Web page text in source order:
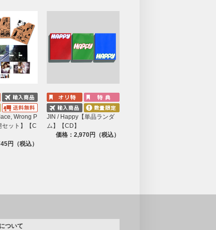
Wrong P
ット】【C
円（税込）
JIN / Happy【単品ランダ
ム】【CD】
価格：2,970円（税込）
ついて